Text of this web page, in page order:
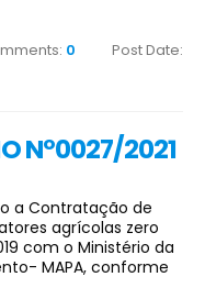
0
Post Date:
Nº0027/2021
a Contratação de
agrícolas zero
com o Ministério da
MAPA, conforme